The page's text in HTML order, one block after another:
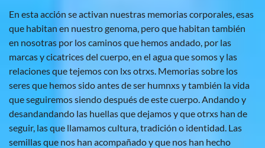
En esta acción se activan nuestras memorias corporales, esas
que habitan en nuestro genoma, pero que habitan también
en nosotras por los caminos que hemos andado, por las
marcas y cicatrices del cuerpo, en el agua que somos y las
relaciones que tejemos con lxs otrxs. Memorias sobre los
seres que hemos sido antes de ser humnxs y también la vida
que seguiremos siendo después de este cuerpo. Andando y
desandandando las huellas que dejamos y que otrxs han de
seguir, las que llamamos cultura, tradición o identidad. Las
semillas que nos han acompañado y que nos han hecho